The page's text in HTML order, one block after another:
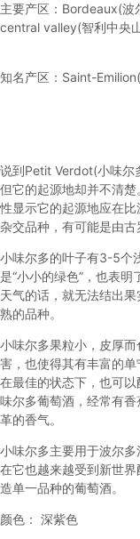
主要产区：Bordeaux(
central valley(智利中央
知名产区：Saint-
说到Petit Verdot(小味尔
但它的起源地却并不清
性显示它的起源地应在
杂交品种，有可能是由古
小味尔多的叶子有3-5个
是“小小的绿色”，也表
天气的话，就无法结出
熟的品种。
小味尔多果粒小，皮厚
害，也使得其有丰富的
在最佳的状态下，也可
味尔多葡萄酒，经常有
革的香气。
小味尔多主要用于波尔
在它也越来越受到新世
造单一品种的葡萄酒。
颜色： 深紫色